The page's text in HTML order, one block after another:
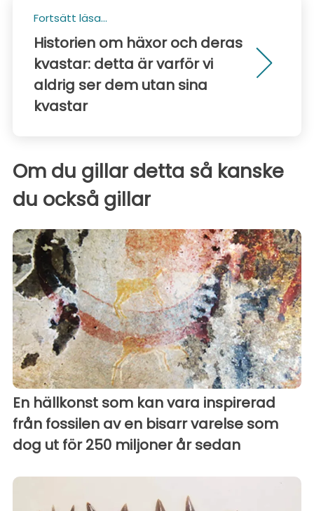
Fortsätt läsa...
Historien om häxor och deras
kvastar: detta är varför vi
aldrig ser dem utan sina
kvastar
Om du gillar detta så kanske
du också gillar
En hällkonst som kan vara inspirerad
från fossilen av en bisarr varelse som
dog ut för 250 miljoner år sedan